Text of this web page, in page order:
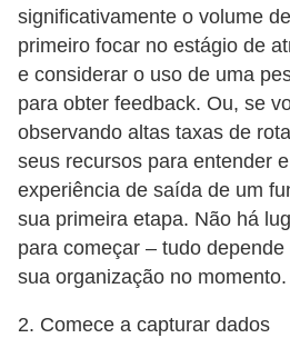
significativamente o volume
primeiro focar no estágio de
e considerar o uso de uma
para obter feedback. Ou, se
observando altas taxas de
seus recursos para entender
experiência de saída de um
sua primeira etapa. Não há
para começar – tudo
sua organização no momento.
2. Comece a capturar dados